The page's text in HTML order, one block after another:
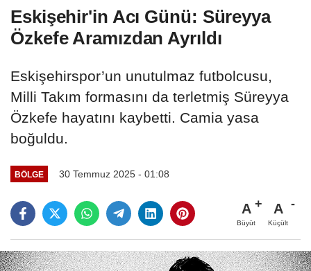
Eskişehir'in Acı Günü: Süreyya
Özkefe Aramızdan Ayrıldı
Eskişehirspor’un unutulmaz futbolcusu,
Milli Takım formasını da terletmiş Süreyya
Özkefe hayatını kaybetti. Camia yasa
boğuldu.
BÖLGE 30 Temmuz 2025 - 01:08
A
Büyüt
A
Küçült